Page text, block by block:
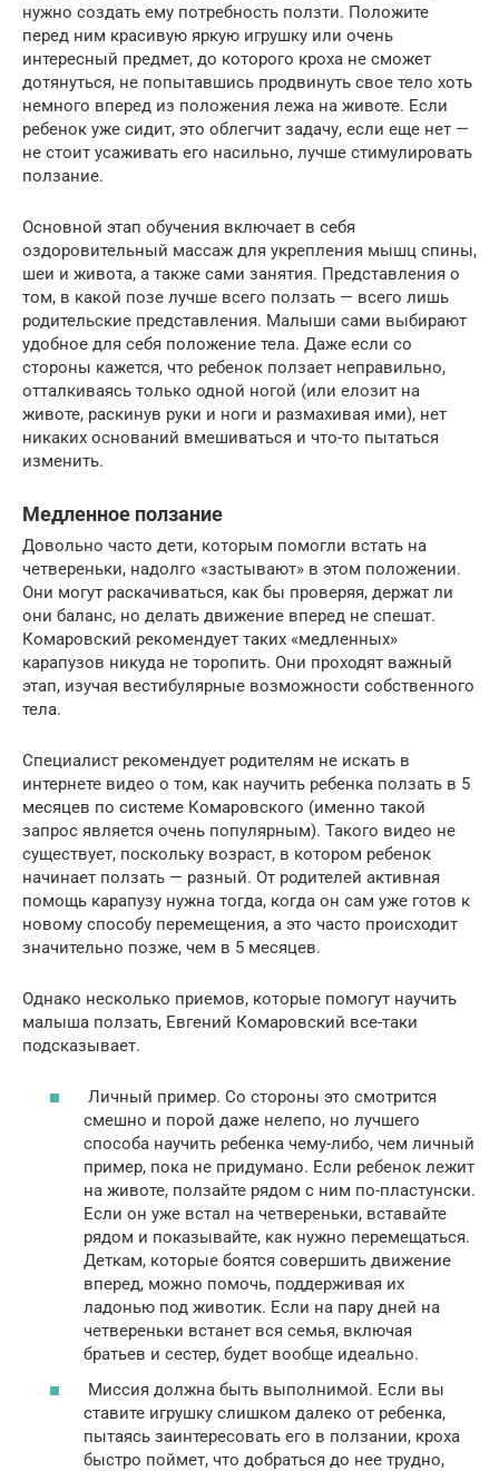
нужно создать ему потребность ползти. Положите
перед ним красивую яркую игрушку или очень
интересный предмет, до которого кроха не сможет
дотянуться, не попытавшись продвинуть свое тело хоть
немного вперед из положения лежа на животе. Если
ребенок уже сидит, это облегчит задачу, если еще нет —
не стоит усаживать его насильно, лучше стимулировать
ползание.
Основной этап обучения включает в себя
оздоровительный массаж для укрепления мышц спины,
шеи и живота, а также сами занятия. Представления о
том, в какой позе лучше всего ползать — всего лишь
родительские представления. Малыши сами выбирают
удобное для себя положение тела. Даже если со
стороны кажется, что ребенок ползает неправильно,
отталкиваясь только одной ногой (или елозит на
животе, раскинув руки и ноги и размахивая ими), нет
никаких оснований вмешиваться и что-то пытаться
изменить.
Медленное ползание
Довольно часто дети, которым помогли встать на
четвереньки, надолго «застывают» в этом положении.
Они могут раскачиваться, как бы проверяя, держат ли
они баланс, но делать движение вперед не спешат.
Комаровский рекомендует таких «медленных»
карапузов никуда не торопить. Они проходят важный
этап, изучая вестибулярные возможности собственного
тела.
Специалист рекомендует родителям не искать в
интернете видео о том, как научить ребенка ползать в 5
месяцев по системе Комаровского (именно такой
запрос является очень популярным). Такого видео не
существует, поскольку возраст, в котором ребенок
начинает ползать — разный. От родителей активная
помощь карапузу нужна тогда, когда он сам уже готов к
новому способу перемещения, а это часто происходит
значительно позже, чем в 5 месяцев.
Однако несколько приемов, которые помогут научить
малыша ползать, Евгений Комаровский все-таки
подсказывает.
Личный пример. Со стороны это смотрится
смешно и порой даже нелепо, но лучшего
способа научить ребенка чему-либо, чем личный
пример, пока не придумано. Если ребенок лежит
на животе, ползайте рядом с ним по-пластунски.
Если он уже встал на четвереньки, вставайте
рядом и показывайте, как нужно перемещаться.
Деткам, которые боятся совершить движение
вперед, можно помочь, поддерживая их
ладонью под животик. Если на пару дней на
четвереньки встанет вся семья, включая
братьев и сестер, будет вообще идеально.
Миссия должна быть выполнимой. Если вы
ставите игрушку слишком далеко от ребенка,
пытаясь заинтересовать его в ползании, кроха
быстро поймет, что добраться до нее трудно,